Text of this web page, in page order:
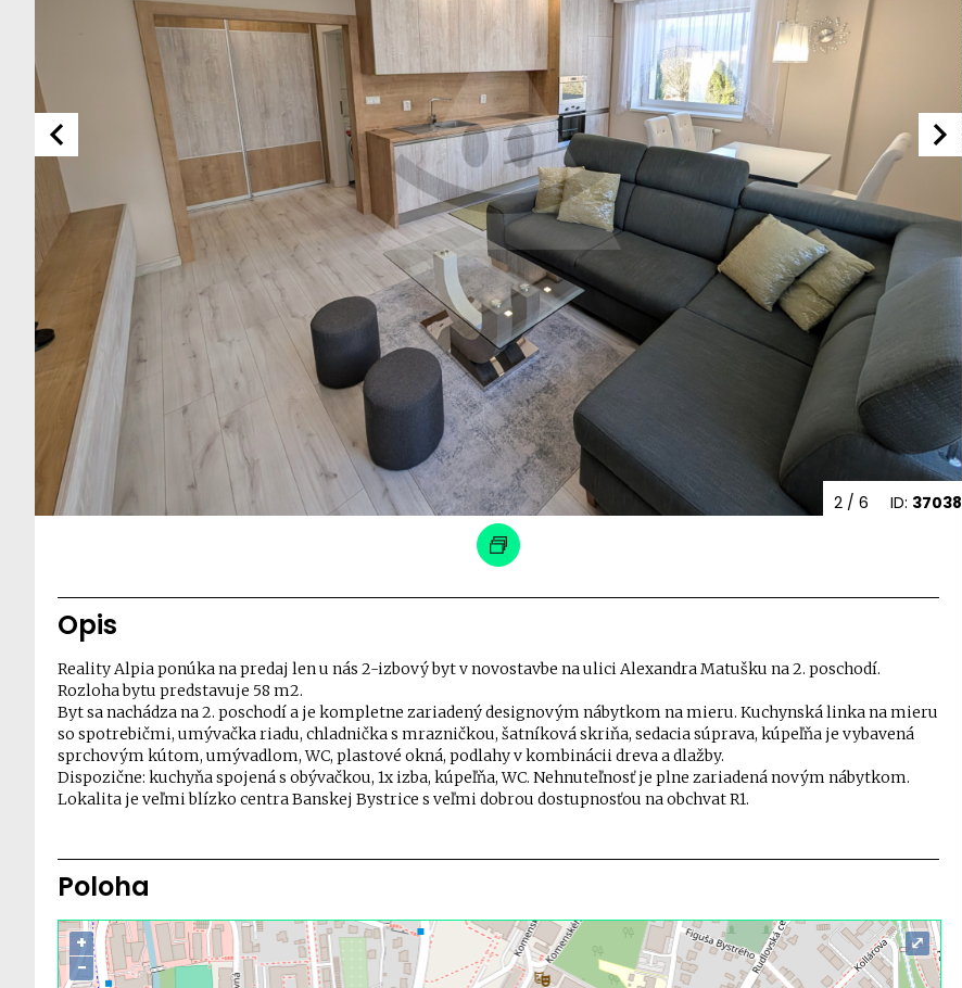
ID: 37038
2/ 6
Opis
Reality Alpia ponúka na predaj len u nás 2-izbový byt v novostavbe na ulici Alexandra Matušku na 2. poschodí.
Rozloha bytu predstavuje 58 m2.
Byt sa nachádza na 2. poschodí a je kompletne zariadený designovým nábytkom na mieru. Kuchynská linka na mieru
so spotrebičmi, umývačka riadu, chladnička s mrazničkou, šatníková skriňa, sedacia súprava, kúpeľňa je vybavená
sprchovým kútom, umývadlom, WC, plastové okná, podlahy v kombinácii dreva a dlažby.
Dispozične: kuchyňa spojená s obývačkou, 1x izba, kúpeľňa, WC. Nehnuteľnosť je plne zariadená novým nábytkom.
Lokalita je veľmi blízko centra Banskej Bystrice s veľmi dobrou dostupnosťou na obchvat R1.
Poloha
+
−
⤢